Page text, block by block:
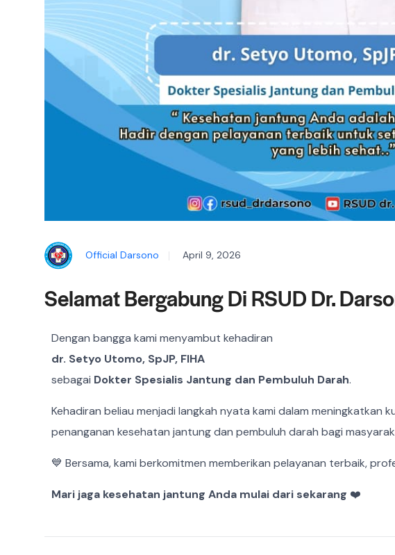
Official Darsono April 9, 2026
Selamat Bergabung Di RSUD Dr.
Dengan bangga kami menyambut kehadiran
dr. Setyo Utomo, SpJP, FIHA
sebagai Dokter Spesialis Jantung dan Pembuluh Darah.
Kehadiran beliau menjadi langkah nyata kami dalam meningkatkan
penanganan kesehatan jantung dan pembuluh darah bagi
💙 Bersama, kami berkomitmen memberikan pelayanan terbaik,
Mari jaga kesehatan jantung Anda mulai dari sekarang ❤️